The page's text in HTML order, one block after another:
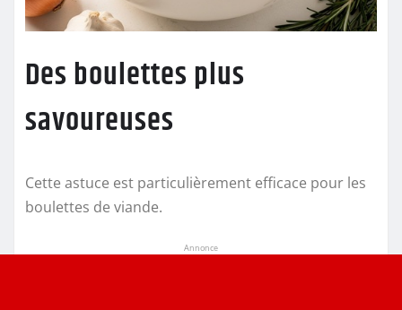
Des boulettes plus
savoureuses
Cette astuce est particulièrement efficace pour les
boulettes de viande.
Annonce